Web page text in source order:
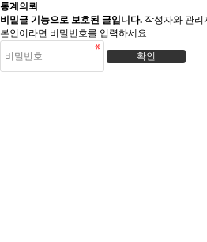
통계의뢰
비밀글 기능으로 보호된 글입니다. 작성자와 관
본인이라면 비밀번호를 입력하세요.